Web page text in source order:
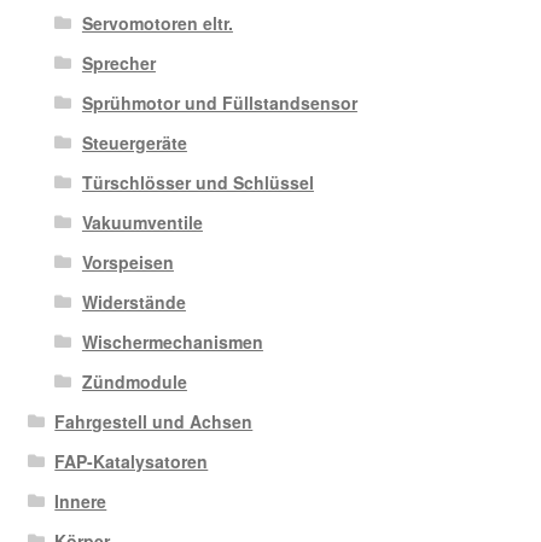
Servomotoren eltr.
Sprecher
Sprühmotor und Füllstandsensor
Steuergeräte
Türschlösser und Schlüssel
Vakuumventile
Vorspeisen
Widerstände
Wischermechanismen
Zündmodule
Fahrgestell und Achsen
FAP-Katalysatoren
Innere